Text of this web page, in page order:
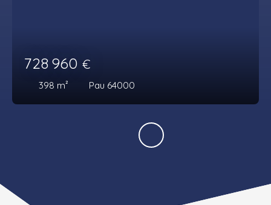
728 960 €
398 m² Pau 64000